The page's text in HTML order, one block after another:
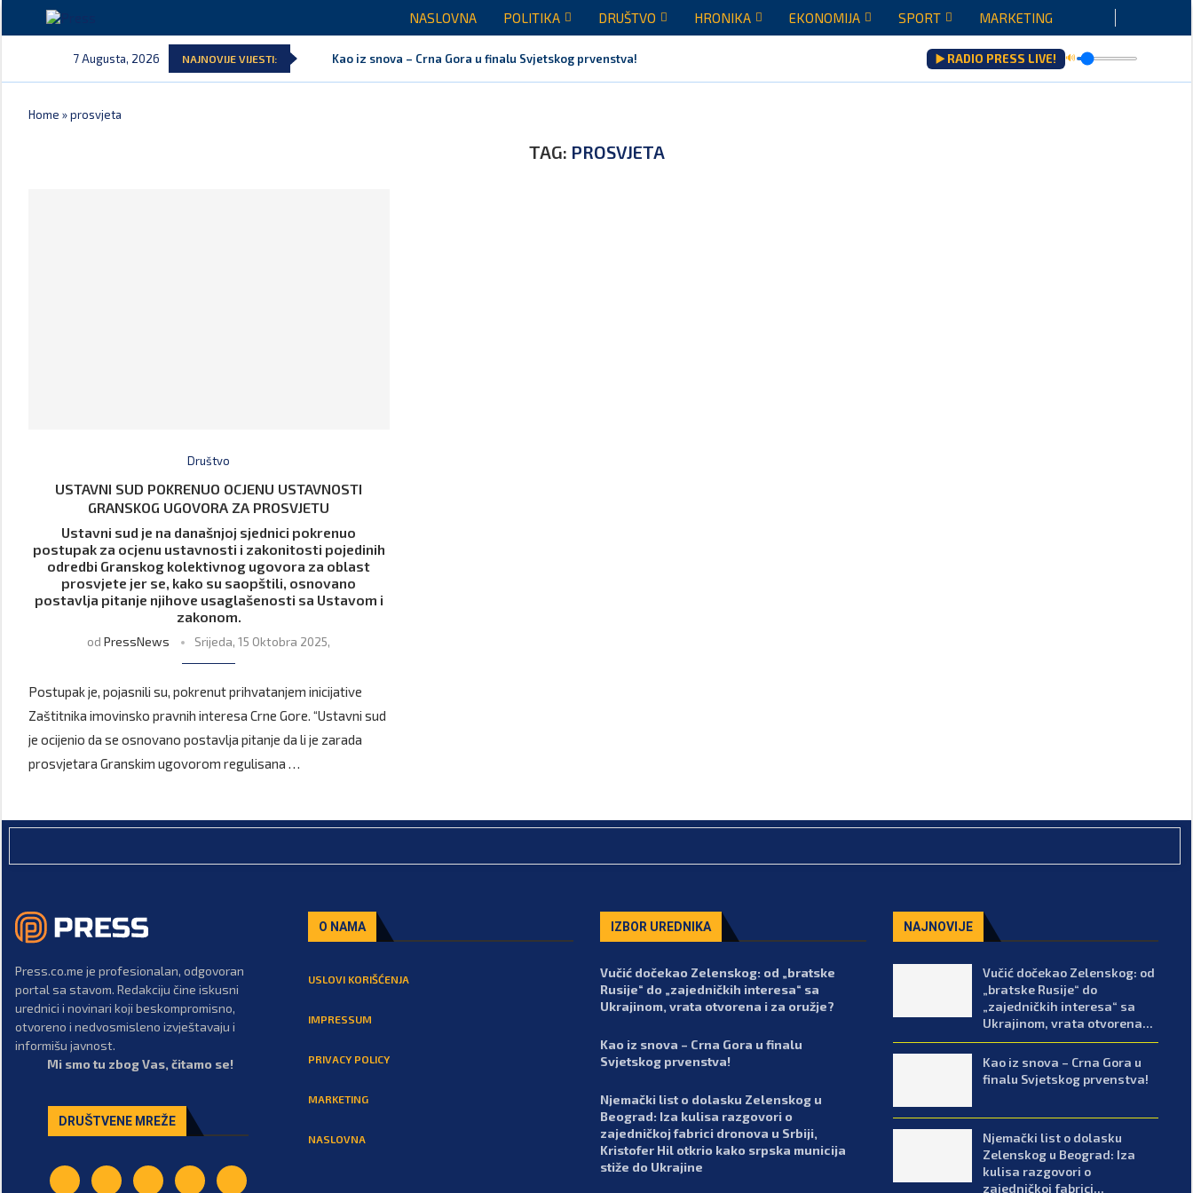
NASLOVNA POLITIKA DRUŠTVO HRONIKA EKONOMIJA SPORT MARKETING
7 Augusta, 2026 NAJNOVIJE VIJESTI: Kao iz snova – Crna Gora u finalu Svjetskog prvenstva! ▶️ RADIO PRESS LIVE! 🔊
Home »prosvjeta
TAG: PROSVJETA
Društvo
USTAVNI SUD POKRENUO OCJENU USTAVNOSTI
GRANSKOG UGOVORA ZA PROSVJETU
Ustavni sud je na današnjoj sjednici pokrenuo
postupak za ocjenu ustavnosti i zakonitosti pojedinih
odredbi Granskog kolektivnog ugovora za oblast
prosvjete jer se, kako su saopštili, osnovano
postavlja pitanje njihove usaglašenosti sa Ustavom i
zakonom.
odPressNews Srijeda, 15 Oktobra 2025,
Postupak je, pojasnili su, pokrenut prihvatanjem inicijative
Zaštitnika imovinsko pravnih interesa Crne Gore. “Ustavni sud
je ocijenio da se osnovano postavlja pitanje da li je zarada
prosvjetara Granskim ugovorom regulisana …
Press.co.me je profesionalan, odgovoran
portal sa stavom. Redakciju čine iskusni
urednici i novinari koji beskompromisno,
otvoreno i nedvosmisleno izvještavaju i
informišu javnost.
Mi smo tu zbog Vas, čitamo se!
DRUŠTVENE MREŽE
O NAMA
USLOVI KORIŠĆENJA
IMPRESSUM
PRIVACY POLICY
MARKETING
NASLOVNA
IZBOR UREDNIKA
Vučić dočekao Zelenskog: od „bratske
Rusije“ do „zajedničkih interesa“ sa
Ukrajinom, vrata otvorena i za oružje?
Kao iz snova – Crna Gora u finalu
Svjetskog prvenstva!
Njemački list o dolasku Zelenskog u
Beograd: Iza kulisa razgovori o
zajedničkoj fabrici dronova u Srbiji,
Kristofer Hil otkrio kako srpska municija
stiže do Ukrajine
NAJNOVIJE
Vučić dočekao Zelenskog: od
„bratske Rusije“ do
„zajedničkih interesa“ sa
Ukrajinom, vrata otvorena...
Kao iz snova – Crna Gora u
finalu Svjetskog prvenstva!
Njemački list o dolasku
Zelenskog u Beograd: Iza
kulisa razgovori o
zajedničkoj fabrici...